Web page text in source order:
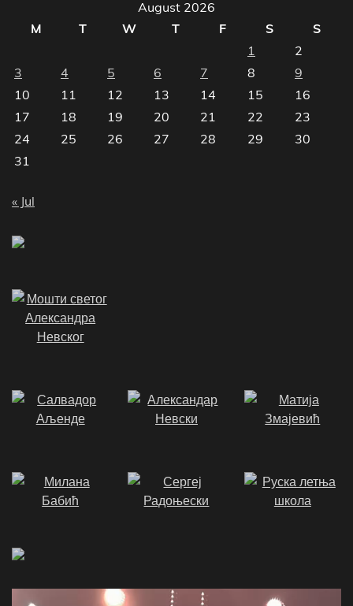
August 2026
M
T W T F S
S
1
2
3
4 5 6 7 8
9
10
11 12 13 14 15
16
17
18 19 20 21 22
23
24
25 26 27 28 29
30
31
« Jul